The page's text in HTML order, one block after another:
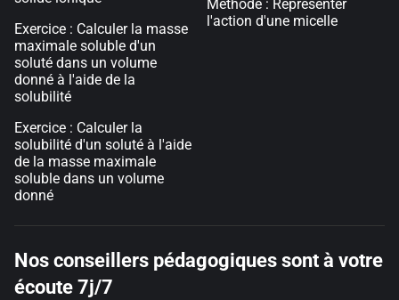
Exercice : Calculer la masse
maximale soluble d'un
soluté dans un volume
donné à l'aide de la
solubilité
Exercice : Calculer la
solubilité d'un soluté à l'aide
de la masse maximale
soluble dans un volume
donné
Méthode : Représenter
l'action d'une micelle
Nos conseillers pédagogiques sont à votre
écoute 7j/7